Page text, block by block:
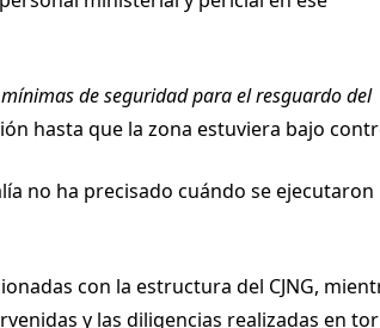
de seguridad para el resguardo del
hasta que la zona estuviera bajo
no ha precisado cuándo se ejecutaron
con la estructura del CJNG,
y las diligencias realizadas en